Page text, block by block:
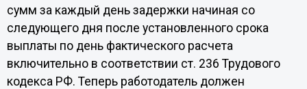
сумм за каждый день задержки начиная со
следующего дня после установленного срока
выплаты по день фактического расчета
включительно в соответствии ст. 236 Трудового
кодекса РФ. Теперь работодатель должен